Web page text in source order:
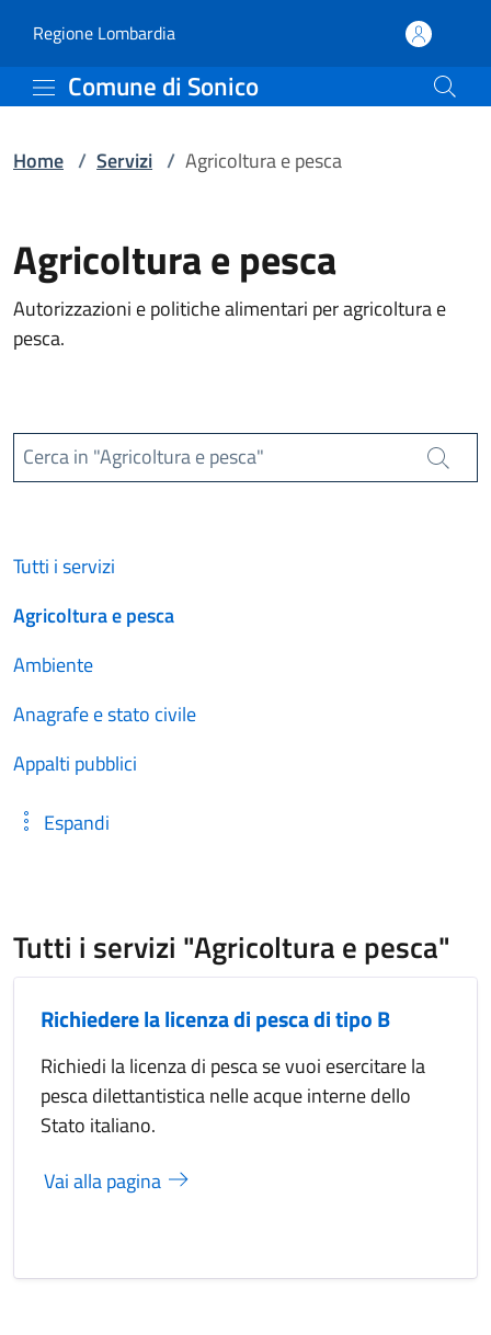
Servizi | Comune di
Regione Lombardia(apre in un'altra scheda).
Comune di Sonico
Home / Servizi / Agricoltura e pesca
Agricoltura e pesca
Autorizzazioni e politiche alimentari per agricoltura e
pesca.
Cerca in "Agricoltura e pesca"
Cerca
Tutti i servizi
Agricoltura e pesca
Ambiente
Anagrafe e stato civile
Appalti pubblici
Espandi
Tutti i servizi "Agricoltura e pesca"
Richiedere la licenza di pesca di tipo B
Richiedi la licenza di pesca se vuoi esercitare la
pesca dilettantistica nelle acque interne dello
Stato italiano.
Vai alla pagina